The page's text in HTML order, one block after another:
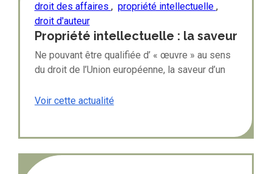
droit des affaires , propriété intellectuelle ,
droit d'auteur
Propriété intellectuelle : la saveur
n'est pas protégée par le droit
d'auteur
Ne pouvant être qualifiée d’ « œuvre » au sens
du droit de l’Union européenne, la saveur d’un
titre du droit d’auteur.
Voir cette actualité